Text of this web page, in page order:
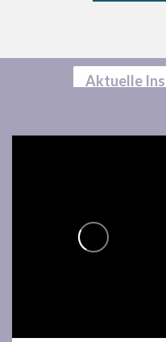
Aktuelle